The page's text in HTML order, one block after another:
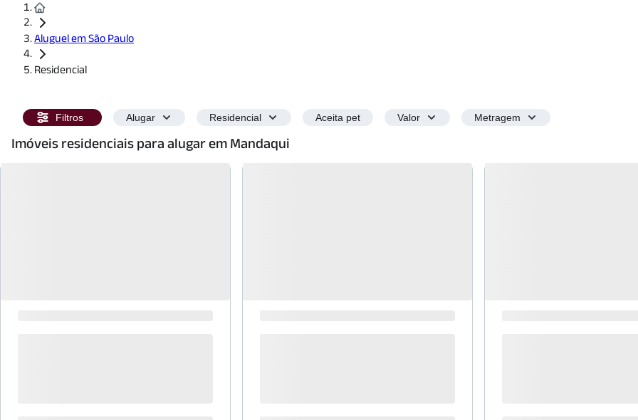
Aluguel em São Paulo
Residencial
Filtros Alugar Residencial Aceita pet Valor Metragem
Imóveis residenciais para alugar em Mandaqui